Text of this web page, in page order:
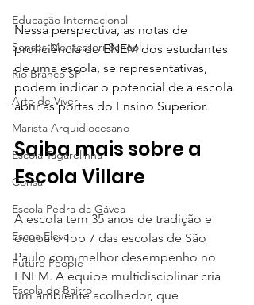
Educação Internacional
Senses Montessori School
Rio Branco SP
Arte de Viver
Marista Arquidiocesano
Escola Tagarelinha
Consa
Escola Pedra da Gávea
Escoa Eleva
Future People
Escola do Bairro
Nessa perspectiva, as notas de
proficiência do ENEM dos estudantes
de uma escola, se representativas,
podem indicar o potencial de a escola
abrir as portas do Ensino Superior.
Saiba mais sobre a
Escola Villare
A escola tem 35 anos de tradição e
ocupa o Top 7 das escolas de São
Paulo com melhor desempenho no
ENEM. A equipe multidisciplinar cria
um ambiente acolhedor, que